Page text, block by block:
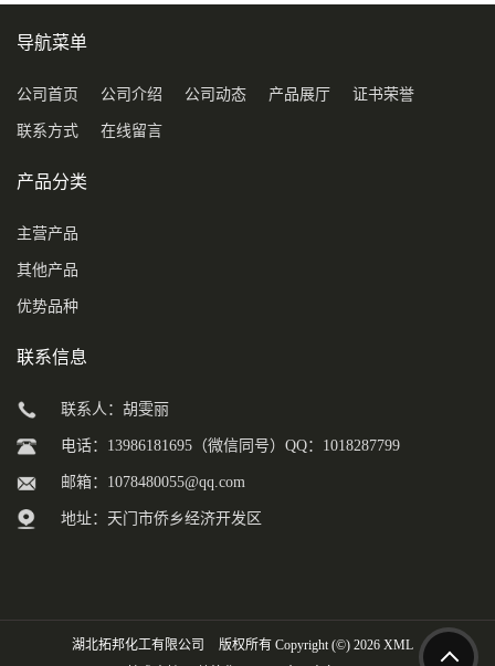
导航菜单
公司首页 公司介绍 公司动态 产品展厅 证书荣誉
联系方式 在线留言
产品分类
主营产品
其他产品
优势品种
联系信息
联系人：胡雯丽
电话：13986181695（微信同号）QQ：1018287799
邮箱： 1078480055@qq.com
地址：天门市侨乡经济开发区
湖北拓邦化工有限公司 版权所有 Copyright (©) 2026 XML